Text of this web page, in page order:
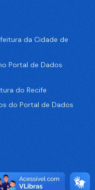
da Cidade de
Portal de Dados
do Recife
do Portal de Dados